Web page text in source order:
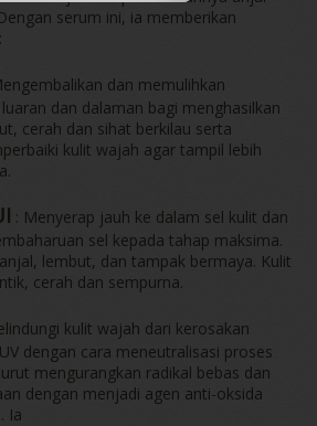
serum ini, ia memberikan
dan memulihkan
dan dalaman bagi menghasilkan
cerah dan sihat berkilau serta
kulit wajah agar tampil lebih
: Menyerap jauh ke dalam sel kulit dan
sel kepada tahap maksima.
lembut, dan tampak bermaya. Kulit
cerah dan sempurna.
kulit wajah dari kerosakan
dengan cara meneutralisasi proses
mengurangkan radikal bebas dan
dengan menjadi agen anti-oksida
Ia